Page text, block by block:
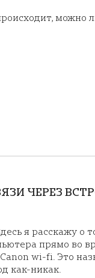
можно
ЧЕРЕЗ
я расскажу о
прямо во
wi-fi. Это
как-никак.